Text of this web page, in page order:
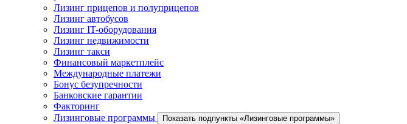
Лизинг прицепов и полуприцепов
Лизинг автобусов
Лизинг IT-оборудования
Лизинг недвижимости
Лизинг такси
Финансовый маркетплейс
Международные платежи
Бонус безупречности
Банковские гарантии
Факторинг
Лизинговые программы
Показать подпункты «Лизинговые программы»